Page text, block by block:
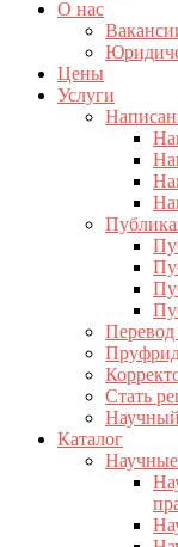
О нас
Цены
Услуги
Перевод
Стать
Каталог
Научные